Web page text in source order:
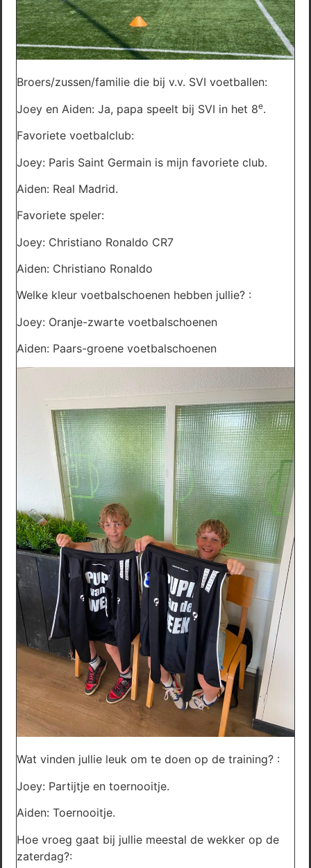
Broers/zussen/familie die bij v.v. SVI voetballen:
Joey en Aiden: Ja, papa speelt bij SVI in het 8e.
Favoriete voetbalclub:
Joey: Paris Saint Germain is mijn favoriete club.
Aiden: Real Madrid.
Favoriete speler:
Joey: Christiano Ronaldo CR7
Aiden: Christiano Ronaldo
Welke kleur voetbalschoenen hebben jullie? :
Joey: Oranje-zwarte voetbalschoenen
Aiden: Paars-groene voetbalschoenen
Wat vinden jullie leuk om te doen op de training? :
Joey: Partijtje en toernooitje.
Aiden: Toernooitje.
Hoe vroeg gaat bij jullie meestal de wekker op de
zaterdag?: